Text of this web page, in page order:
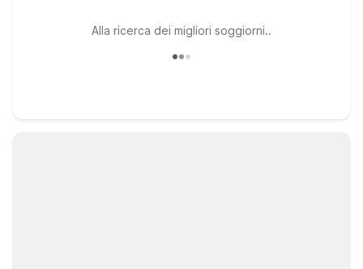
Alla ricerca dei migliori soggiorni..